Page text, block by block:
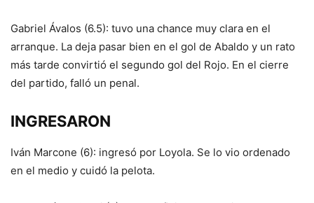
Gabriel Ávalos (6.5): tuvo una chance muy clara en el
arranque. La deja pasar bien en el gol de Abaldo y un rato
más tarde convirtió el segundo gol del Rojo. En el cierre
del partido, falló un penal.
INGRESARON
Iván Marcone (6): ingresó por Loyola. Se lo vio ordenado
en el medio y cuidó la pelota.